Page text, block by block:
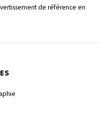
de référence en